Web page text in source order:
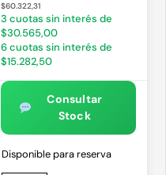
$60.322,31
3 cuotas sin interés de
$30.565,00
6 cuotas sin interés de
$15.282,50
Consultar
Stock
Disponible para reserva